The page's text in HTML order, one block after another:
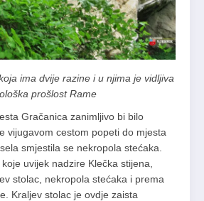
ima dvije razine i u njima je vidljiva
prošlost Rame
Gračanica zanimljivo bi bilo
vijugavom cestom popeti do mjesta
smjestila se nekropola stećaka.
uvijek nadzire Klečka stijena,
stolac, nekropola stećaka i prema
Kraljev stolac je ovdje zaista